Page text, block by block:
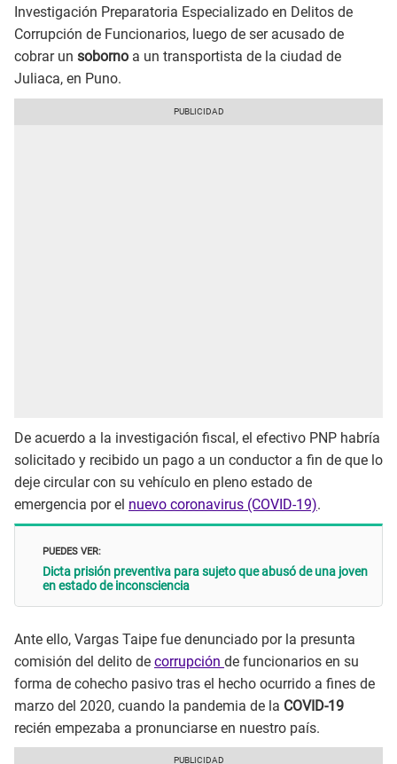
Investigación Preparatoria Especializado en Delitos de
Corrupción de Funcionarios, luego de ser acusado de
cobrar un soborno a un transportista de la ciudad de
Juliaca, en Puno.
De acuerdo a la investigación fiscal, el efectivo PNP habría
solicitado y recibido un pago a un conductor a fin de que lo
deje circular con su vehículo en pleno estado de
emergencia por el nuevo coronavirus (COVID-19).
PUEDES VER:
Dicta prisión preventiva para sujeto que abusó de una joven
en estado de inconsciencia
Ante ello, Vargas Taipe fue denunciado por la presunta
comisión del delito de corrupción de funcionarios en su
forma de cohecho pasivo tras el hecho ocurrido a fines de
marzo del 2020, cuando la pandemia de la COVID-19
recién empezaba a pronunciarse en nuestro país.